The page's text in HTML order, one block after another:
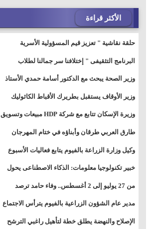
الأكثر قراءة
حلقة نقاشية " تعزيز قيم المسؤولية الأسرية
البرنامج التثقيفى " إختلافنا سر جمالنا لطلاب
وطالبات ذوى الهمهم" بمدارس التربية الخاصة
وزير الصحة يبحث مع الدكتور أسامة حمدي الأستاذ
بجامعة هارفارد توسيع برامج التوعية بمرض السكري
وزير الأوقاف يستقبل بطريرك الأقباط الكاثوليك
وزيرة الإسكان تتابع مع شركة HDP مبيعات وتسويق
مشروعات المدن الجديدة
طارق العربي طرقان وأبناؤه في ختام المهرجان
الصيفي للموسيقى والغناء بالمسرح المكشوف
وكيل وزارة الزراعة بالفيوم يتابع فعاليات الأسبوع
خبير تكنولوجيا معلومات: الذكاء الاصطناعى يحول
المستخدم إلى سلعة فى اقتصاد الانتباه
من 27 يوليو إلى 2 أغسطس.. وفاء حامد ترصد
تأثيرات أقوى الاتصالات الفلكية على الأبراج
مدير عام الشؤون الزراعية بالفيوم يترأس الاجتماع
الدوري لمتابعة الحصر الحيازي الجديدة
الإصلاح والنهضة يطلق خطة لتأهيل راغبي الترشح